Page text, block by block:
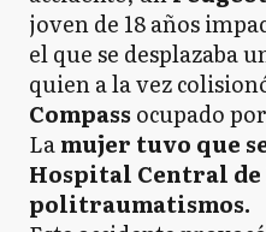
joven de 18 años
el que se desplazaba
quien a la vez
Compass ocupado
Lamujer tuvo que
Hospital Central
politraumatismos.